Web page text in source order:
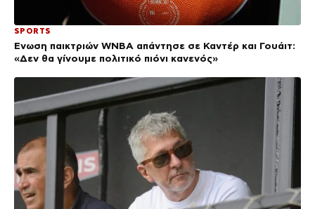
SPORTS
Ένωση παικτριών WNBA απάντησε σε Καντέρ και Γουάιτ:
«Δεν θα γίνουμε πολιτικό πιόνι κανενός»